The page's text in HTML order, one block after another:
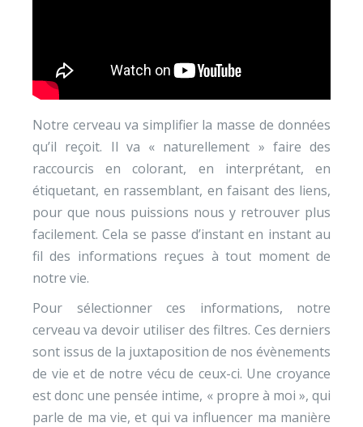
Notre cerveau va simplifier la masse de données
qu’il reçoit. Il va « naturellement » faire des
raccourcis en colorant, en interprétant, en
étiquetant, en rassemblant, en faisant des liens,
pour que nous puissions nous y retrouver plus
facilement. Cela se passe d’instant en instant au
fil des informations reçues à tout moment de
notre vie.
Pour sélectionner ces informations, notre
cerveau va devoir utiliser des filtres. Ces derniers
sont issus de la juxtaposition de nos évènements
de vie et de notre vécu de ceux-ci. Une croyance
est donc une pensée intime, « propre à moi », qui
parle de ma vie, et qui va influencer ma manière